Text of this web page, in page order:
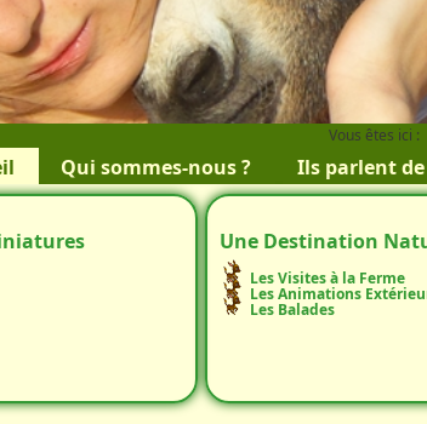
Vous êtes ici :
Qui sommes-nous ? Ils parlent
Une Destination
Les Visites à la Ferme
Les Animations
Les Balades